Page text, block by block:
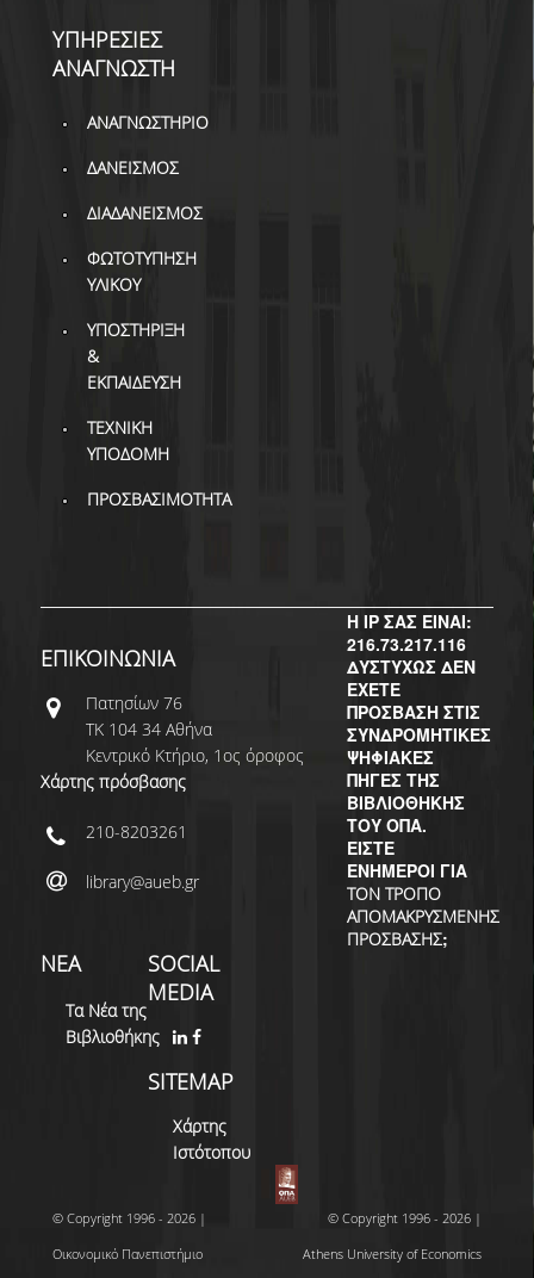
ΥΠΗΡΕΣΙΕΣ
ΑΝΑΓΝΩΣΤΗ
ΑΝΑΓΝΩΣΤΗΡΙΟ
ΔΑΝΕΙΣΜΟΣ
ΔΙΑΔΑΝΕΙΣΜΟΣ
ΦΩΤΟΤΥΠΗΣΗ
ΥΛΙΚΟΥ
ΥΠΟΣΤΗΡΙΞΗ
&
ΕΚΠΑΙΔΕΥΣΗ
ΤΕΧΝΙΚΗ
ΥΠΟΔΟΜΗ
ΠΡΟΣΒΑΣΙΜΟΤΗΤΑ
Η IP ΣΑΣ ΕΙΝΑΙ:
216.73.217.116
ΔΥΣΤΥΧΩΣ ΔΕΝ
ΕΧΕΤΕ
ΠΡΟΣΒΑΣΗ ΣΤΙΣ
ΣΥΝΔΡΟΜΗΤΙΚΕΣ
ΨΗΦΙΑΚΕΣ
ΠΗΓΕΣ ΤΗΣ
ΒΙΒΛΙΟΘΗΚΗΣ
ΤΟΥ ΟΠΑ.
ΕΙΣΤΕ
ΕΝΗΜΕΡΟΙ ΓΙΑ
ΤΟΝ ΤΡΟΠΟ
ΑΠΟΜΑΚΡΥΣΜΕΝΗΣ
ΠΡΟΣΒΑΣΗΣ;
ΕΠΙΚΟΙΝΩΝΙΑ
Πατησίων 76
ΤΚ 104 34 Αθήνα
Κεντρικό Κτήριο, 1ος όροφος
Χάρτης πρόσβασης
210-8203261
library@aueb.gr
ΝΕΑ
Τα Νέα της
Βιβλιοθήκης
SOCIAL
MEDIA
SITEMAP
Χάρτης
Ιστότοπου
© Copyright 1996 - 2026 |
Οικονομικό Πανεπιστήμιο
© Copyright 1996 - 2026 |
Athens University of Economics